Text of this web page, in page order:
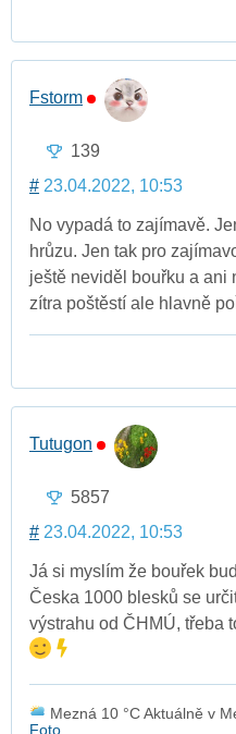
Fstorm
139
# 23.04.2022, 10:53
No vypadá to zajímavě.
hrůzu. Jen tak pro
ještě neviděl bouřku a ani
zítra poštěstí ale hlavně
Tutugon
5857
# 23.04.2022, 10:53
Já si myslím že bouřek
Česka 1000 blesků se
výstrahu od ČHMÚ, třeba
Mezná 10 °C Aktuálně v
Foto